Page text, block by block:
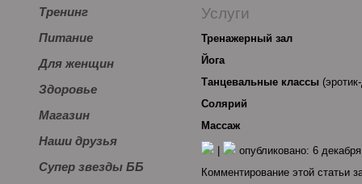
Тренинг
Питание
Для женщин
Здоровье
Магазин
Наши друзья
Супер звезды ББ
Услуги
Тренажерный зал
Йога
Танцевальные классы
Солярий
Массаж
опубликовано: 6
Комментирование этой статьи